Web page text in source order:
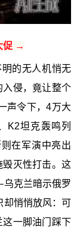
促 →
的无人机悄无
入侵，竟让整个
声令下，4万大
K2坦克轰鸣列
在军演中亮出
毁灭性打击。这
克兰暗示俄罗
却悄悄放风：可
这一脚油门踩下